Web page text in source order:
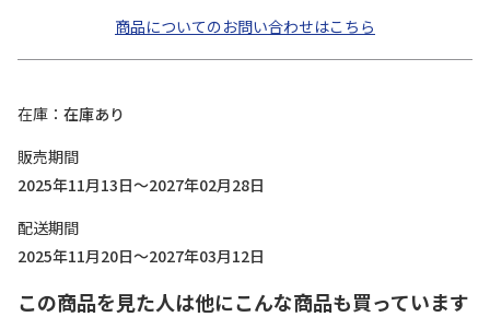
商品についてのお問い合わせはこちら
在庫
在庫あり
販売期間
2025年11月13日～2027年02月28日
配送期間
2025年11月20日～2027年03月12日
この商品を見た人は他にこんな商品も買っています